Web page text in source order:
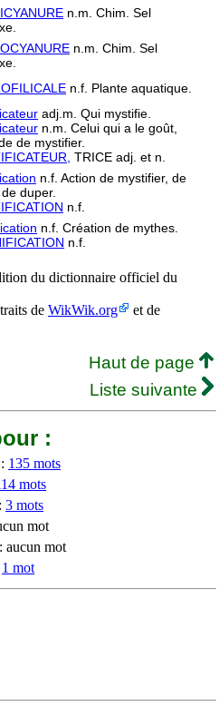
n.m. Chim. Sel
n.m. Chim. Sel
n.f. Plante aquatique.
adj.m. Qui mystifie.
n.m. Celui qui a le goût,
de mystifier.
TRICE adj. et n.
n.f. Action de mystifier, de
duper.
n.f.
n.f. Création de mythes.
n.f.
du dictionnaire officiel du
de WikWik.org
et de
Haut de page
Liste suivante
:
135 mots
mots
3 mots
mot
aucun mot
1 mot